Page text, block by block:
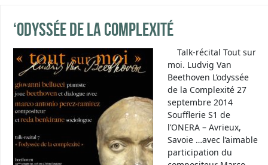
‘Odyssée de la Complexité
Talk-récital Tout sur
moi. Ludvig Van
Beethoven L’odyssée
de la Complexité 27
septembre 2014
Soufflerie S1 de
l’ONERA – Avrieux,
Savoie …avec l’aimable
participation du